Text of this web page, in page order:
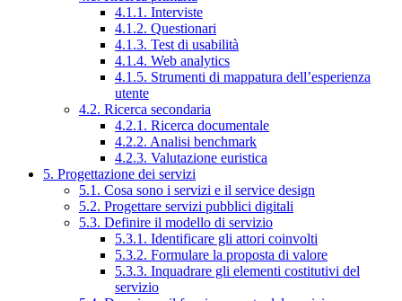
4.1.1. Interviste
4.1.2. Questionari
4.1.3. Test di usabilità
4.1.4. Web analytics
4.1.5. Strumenti di mappatura dell’esperienza
utente
4.2. Ricerca secondaria
4.2.1. Ricerca documentale
4.2.2. Analisi benchmark
4.2.3. Valutazione euristica
5. Progettazione dei servizi
5.1. Cosa sono i servizi e il service design
5.2. Progettare servizi pubblici digitali
5.3. Definire il modello di servizio
5.3.1. Identificare gli attori coinvolti
5.3.2. Formulare la proposta di valore
5.3.3. Inquadrare gli elementi costitutivi del
servizio